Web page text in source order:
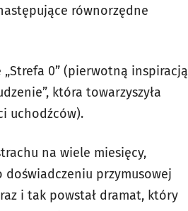
równorzędne
„Strefa 0” (pierwotną inspiracją
która towarzyszyła
uchodźców).
na wiele miesięcy,
doświadczeniu przymusowej
i tak powstał dramat, który